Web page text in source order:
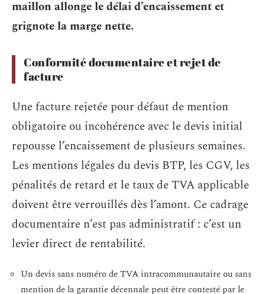
maillon allonge le délai d’encaissement et
grignote la marge nette.
Conformité documentaire et rejet de
facture
Une facture rejetée pour défaut de mention
obligatoire ou incohérence avec le devis initial
repousse l’encaissement de plusieurs semaines.
Les mentions légales du devis BTP, les CGV, les
pénalités de retard et le taux de TVA applicable
doivent être verrouillés dès l’amont. Ce cadrage
documentaire n’est pas administratif : c’est un
levier direct de rentabilité.
Un devis sans numéro de TVA intracommunautaire ou sans
mention de la garantie décennale peut être contesté par le